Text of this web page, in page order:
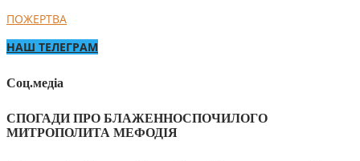
ПОЖЕРТВА
НАШ ТЕЛЕГРАМ
Соц.медіа
СПОГАДИ ПРО БЛАЖЕННОСПОЧИЛОГО
МИТРОПОЛИТА МЕФОДІЯ